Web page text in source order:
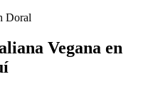
Doral
Vegana en